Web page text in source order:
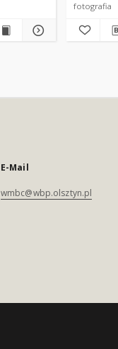
fotografia
E-Mail
wmbc@wbp.olsztyn.pl